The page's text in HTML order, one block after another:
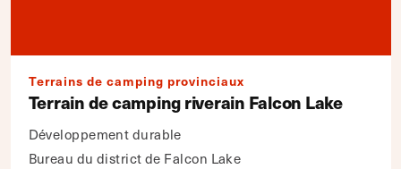
Terrains de camping provinciaux
Terrain de camping riverain Falcon Lake
Développement durable
Bureau du district de Falcon Lake